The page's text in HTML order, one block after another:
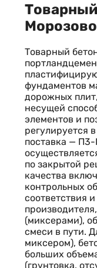
Товарный
фундаментов
дорожных
несущей
элементов и
регулируется
поставка — П3-
по закрытой
качества
контрольных
соответствия
(миксерами),
смеси в пути.
миксером),
больших
(грунтовка,